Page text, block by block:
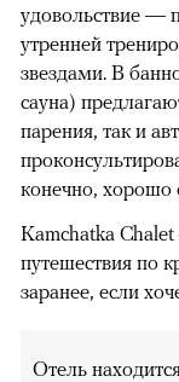
удовольствие —
утренней
звездами. В
сауна)
парения, так и
конечно, хорошо
Kamchatka
путешествия по
заранее, если
Отель